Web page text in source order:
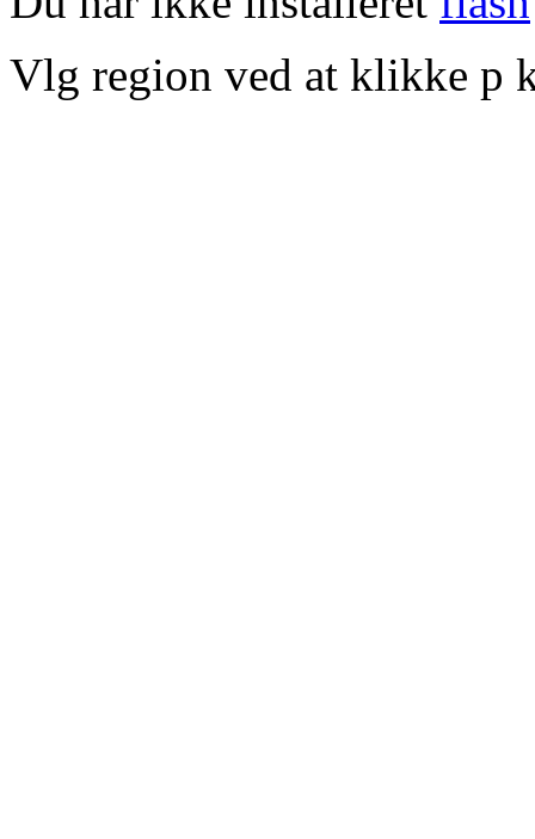
Vlg region ved at klikke p